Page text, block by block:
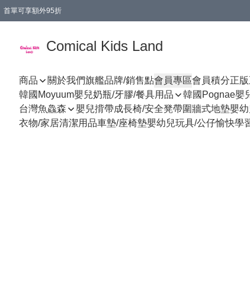
首單可享額外95折
Comical Kids Land
商品 關於我們旗艦品牌/銷售點會員專區會員積分正
韓國Moyuum嬰兒奶瓶/牙膠/餐具用品
韓國Pognae嬰
台灣魚鱻森
嬰兒揹帶成長椅/安全凳帶圍牆式地墊嬰
衣物/家居清潔用品車墊/座椅墊嬰幼兒玩具/公仔愉快學